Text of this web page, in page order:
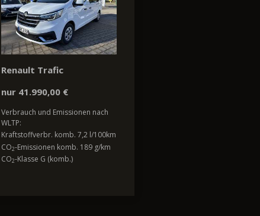
Renault Trafic
nur 41.990,00 €
Verbrauch und Emissionen nach
WLTP:
Kraftstoffverbr. komb. 7,2 l/100km
CO2-Emissionen komb. 189 g/km
CO2-Klasse G (komb.)